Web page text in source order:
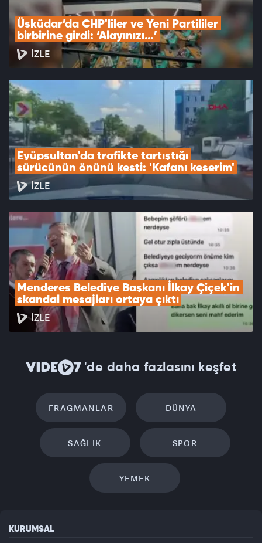
Üsküdar’da CHP'liler ve Yeni Partililer
birbirine girdi: ‘Alayınızı…’
İZLE
Eyüpsultan'da trafikte tartıştığı
sürücünün önünü kesti: 'Kafanı keserim'
İZLE
Menderes Belediye Başkanı İlkay Çiçek'in
skandal mesajları ortaya çıktı
İZLE
'de daha fazlasını keşfet
FRAGMANLAR DÜNYA
SAĞLIK SPOR
YEMEK
KURUMSAL